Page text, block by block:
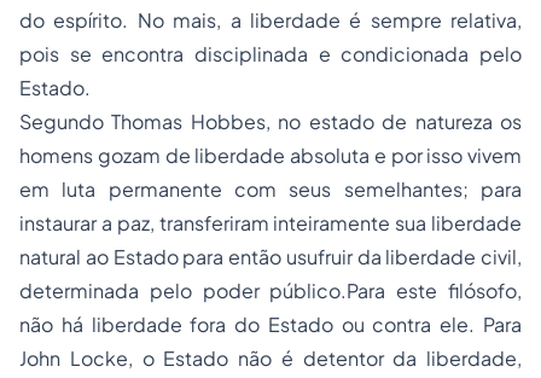
do espírito. No mais, a liberdade é sempre relativa,
pois se encontra disciplinada e condicionada pelo
Estado.
Segundo Thomas Hobbes, no estado de natureza os
homens gozam de liberdade absoluta e por isso vivem
em luta permanente com seus semelhantes; para
instaurar a paz, transferiram inteiramente sua liberdade
natural ao Estado para então usufruir da liberdade civil,
determinada pelo poder público.Para este filósofo,
não há liberdade fora do Estado ou contra ele. Para
John Locke, o Estado não é detentor da liberdade,